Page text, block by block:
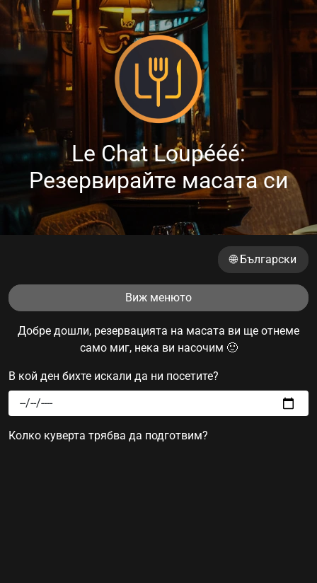
Le Chat Loupééé:
Резервирайте масата си
🌐 Български
Виж менюто
Добре дошли, резервацията на масата ви ще отнеме
само миг, нека ви насочим 🙂
В кой ден бихте искали да ни посетите?
Колко куверта трябва да подготвим?